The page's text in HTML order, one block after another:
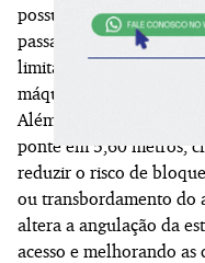
possui cerca de cinco
passagem de apenas
limita o tráfego e
máquinas agrícolas e
Além da ampliação da
ponte em 5,60 metros,
reduzir o risco de
ou transbordamento do
altera a angulação da
acesso e melhorando